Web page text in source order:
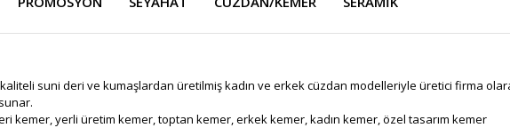
suni deri ve kumaşlardan üretilmiş kadın ve erkek cüzdan modelleriyle üretici firma
kemer, yerli üretim kemer, toptan kemer, erkek kemer, kadın kemer, özel tasarım kemer